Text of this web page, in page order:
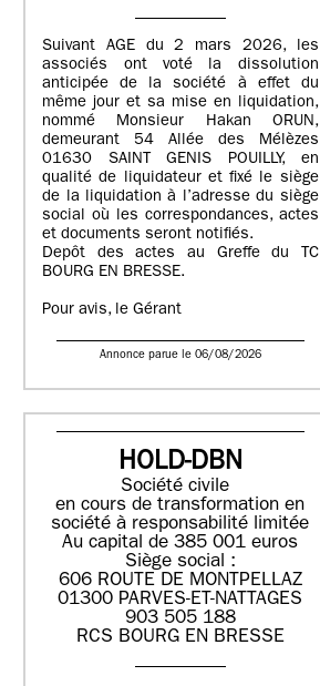
Suivant AGE du 2 mars 2026, les
associés ont voté la dissolution
anticipée de la société à effet du
même jour et sa mise en liquidation,
nommé Monsieur Hakan ORUN,
demeurant 54 Allée des Mélèzes
01630 SAINT GENIS POUILLY, en
qualité de liquidateur et fixé le siège
de la liquidation à l’adresse du siège
social où les correspondances, actes
et documents seront notifiés.
Depôt des actes au Greffe du TC
BOURG EN BRESSE.
Pour avis, le Gérant
Annonce parue le 06/08/2026
HOLD-DBN
Société civile
en cours de transformation en
société à responsabilité limitée
Au capital de 385 001 euros
Siège social :
606 ROUTE DE MONTPELLAZ
01300 PARVES-ET-NATTAGES
903 505 188
RCS BOURG EN BRESSE